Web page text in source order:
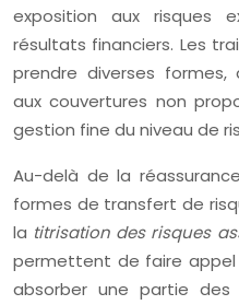
exposition aux risques
résultats financiers. Les
prendre diverses
aux couvertures non
gestion fine du niveau de
Au-delà de la
formes de transfert de
la titrisation des risques
permettent de faire appel
absorber une partie des